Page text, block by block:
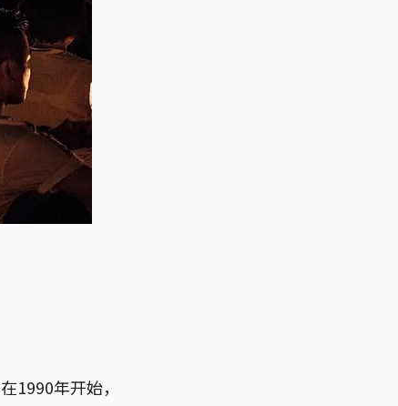
1990年开始，